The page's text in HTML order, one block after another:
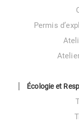
Permis
Écologie et